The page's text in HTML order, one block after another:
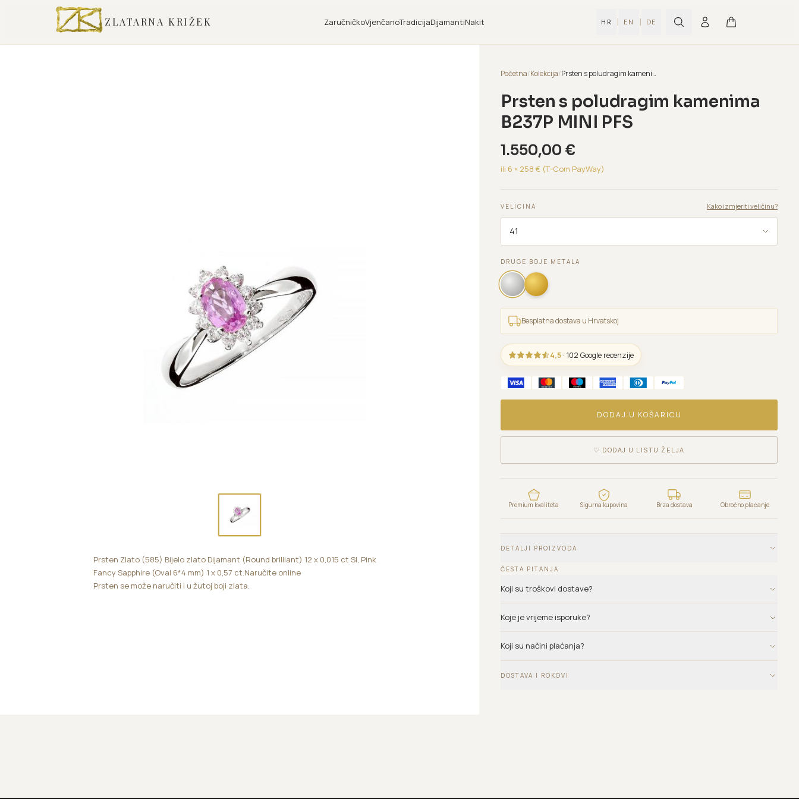
ZLATARNA KRIŽEK ZaručničkoVjenčanoTradicijaDijamantiNakit HR | EN | DE
Prsten Zlato (585) Bijelo zlato Dijamant (Round brilliant) 12 x 0,015 ct SI, Pink
Fancy Sapphire (Oval 6*4 mm) 1 x 0,57 ct.Naručite online
Prsten se može naručiti i u žutoj boji zlata.
Početna/Kolekcija/ Prsten s poludragim kamenima B237P MINI PFS
Prsten s poludragim kamenima
B237P MINI PFS
1.550,00 €
ili 6 × 258 € (T-Com PayWay)
VELICINA Kako izmjeriti veličinu?
DRUGE BOJE METALA
Besplatna dostava u Hrvatskoj
4,5 · 102 Google recenzije
DODAJ U KOŠARICU
♡ DODAJ U LISTU ŽELJA
Premium kvaliteta Sigurna kupovina Brza dostava Obročno plaćanje
DETALJI PROIZVODA
ČESTA PITANJA
Koji su troškovi dostave?
Koje je vrijeme isporuke?
Koji su načini plaćanja?
DOSTAVA I ROKOVI